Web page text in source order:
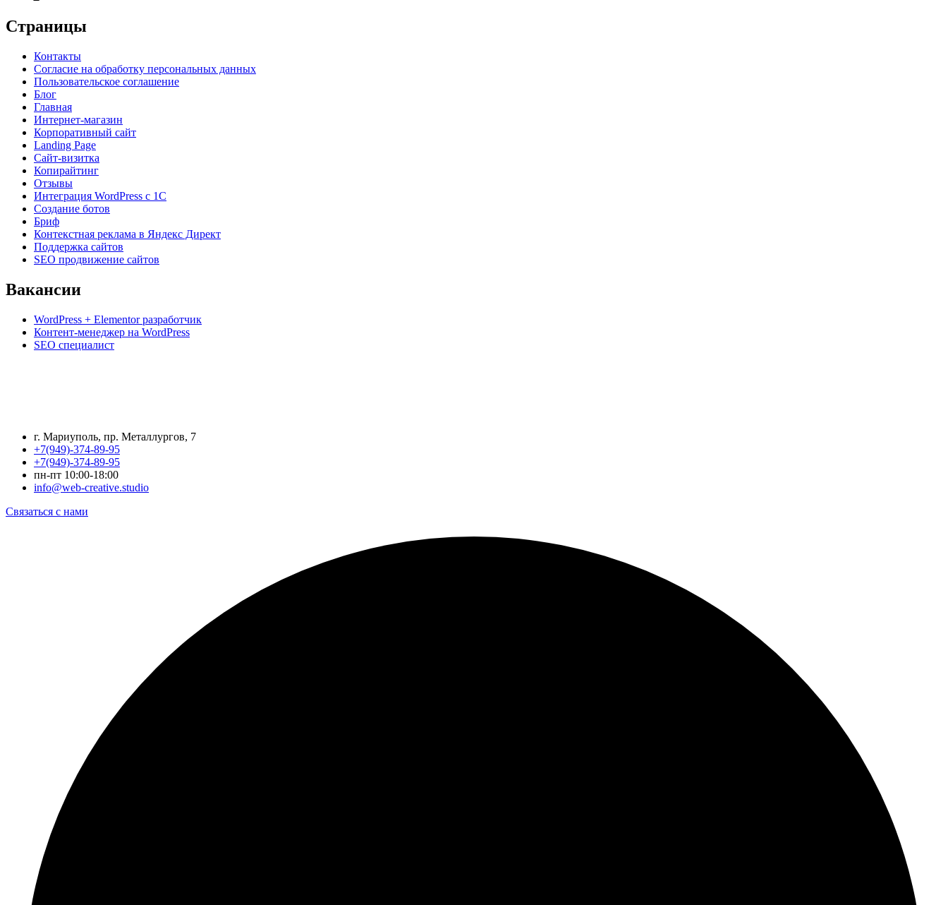
Страницы
Контакты
Согласие на обработку персональных данных
Пользовательское соглашение
Блог
Главная
Интернет-магазин
Корпоративный сайт
Landing Page
Сайт-визитка
Копирайтинг
Отзывы
Интеграция WordPress c 1C
Создание ботов
Бриф
Контекстная реклама в Яндекс Директ
Поддержка сайтов
SEO продвижение сайтов
Вакансии
WordPress + Elementor разработчик
Контент-менеджер на WordPress
SEO специалист
г. Мариуполь, пр. Металлургов, 7
+7(949)-374-89-95
+7(949)-374-89-95
пн-пт 10:00-18:00
info@web-creative.studio
Связаться с нами